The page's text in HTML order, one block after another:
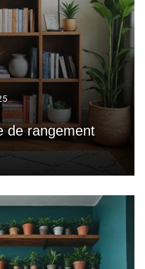
de rangement